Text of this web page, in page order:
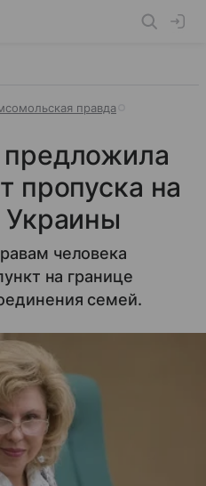
правда
пропуска на
человека
на границе
семей.